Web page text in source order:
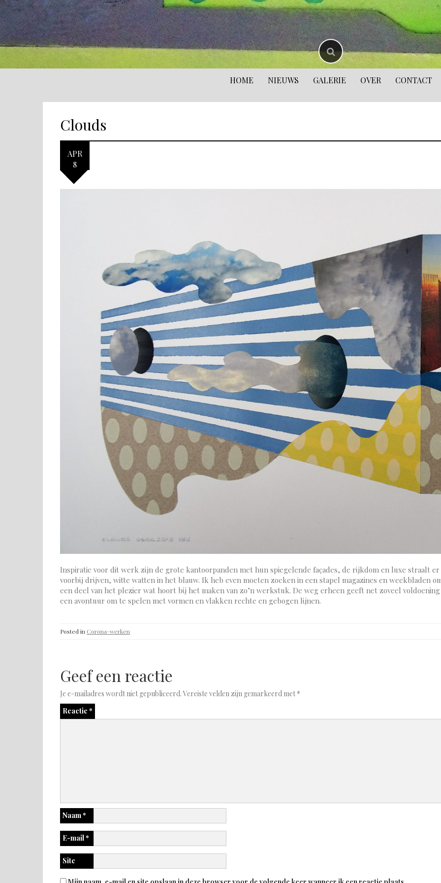
HOME NIEUWS GALERIE OVER CONTACT
Clouds
APR
8
Inspiratie voor dit werk zijn de grote kantoorpanden met hun spiegelende façades, de rijkdom en luxe straalt
voorbij drijven, witte watten in het blauw. Ik heb even moeten zoeken in een stapel magazines en weekbladen
een deel van het plezier wat hoort bij het maken van zo’n werkstuk. De weg erheen geeft net zoveel
een avontuur om te spelen met vormen en vlakken rechte en gebogen lijnen.
Posted in Corona-werken
Geef een reactie
Je e-mailadres wordt niet gepubliceerd. Vereiste velden zijn gemarkeerd met*
Reactie *
Naam*
E-mail*
Site